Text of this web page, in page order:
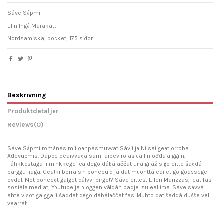
Sáve Sápmi
Elin Ingá Marakatt
Nordsamiska, pocket, 175 sidor
Beskrivning
Produktdetaljer
Reviews(0)
Sáve Sápmi románas mii oahpásmuvvat Sávii ja Nilsai geat orroba
Ađevuomis. Dáppe deaivvada sámi árbevirolaš eallin ođđa áiggiin.
Fáhkkestaga ii mihkkege lea dego dábálaččat una gilážis go eitte šaddá
barggu haga. Geatki borra sin bohccuid ja dat muohttá eanet go goassege
ovdal. Mot bohccot galget dálvvi birget? Sáve eittes, Ellen Marizzas, leat fas
sosiála mediat, Youtube ja bloggen váldán badjel su eallima. Sáve sávvá
ahte visot galggalii šaddat dego dábálaččat fas. Muhto dat šaddá dušše vel
vearrát.